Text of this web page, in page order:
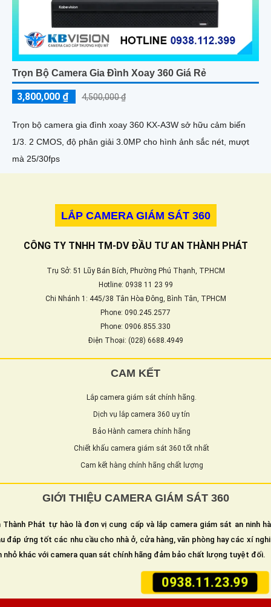
0938.11.23.99
Trọn Bộ Camera Gia Đình Xoay 360 Giá Rẻ
3,800,000 ₫ 4,500,000 ₫
Trọn bộ camera gia đình xoay 360 KX-A3W sở hữu cảm biến
1/3. 2 CMOS, độ phân giải 3.0MP cho hình ảnh sắc nét, mượt
mà 25/30fps
LẮP CAMERA GIÁM SÁT 360
CÔNG TY TNHH TM-DV ĐẦU TƯ AN THÀNH PHÁT
Trụ Sở: 51 Lũy Bán Bích, Phường Phú Thạnh, TP.HCM
Hotline: 0938 11 23 99
Chi Nhánh 1: 445/38 Tân Hòa Đông, Bình Tân, TPHCM
Phone: 090.245.2577
Phone: 0906.855.330
Điện Thoại: (028) 6688.4949
CAM KẾT
Lắp camera giám sát chính hãng.
Dịch vụ lắp camera 360 uy tín
Bảo Hành camera chính hãng
Chiết khấu camera giám sát 360 tốt nhất
Cam kết hàng chính hãng chất lượng
GIỚI THIỆU CAMERA GIÁM SÁT 360
Thành Phát tự hào là đơn vị cung cấp và lắp camera giám sát an ninh
đáp ứng tốt các nhu cầu cho nhà ở, cửa hàng, văn phòng hay các xí
nhỏ khác với camera quan sát chính hãng đảm bảo chất lượng tuyệt đối.